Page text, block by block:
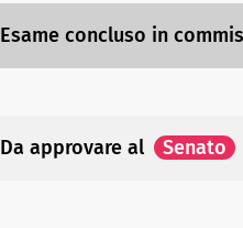
Esame concluso in
Da approvare al Senato